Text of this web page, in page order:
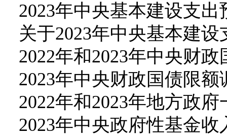
2023年中央基本建设支出
关于2023年中央基本建
2022年和2023年中央财
2023年中央财政国债限额
2022年和2023年地方政
2023年中央政府性基金收